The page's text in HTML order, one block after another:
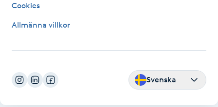
LPG-massage
Luggklippning
Lymfmassage
Läpptatuering
Cookies
Allmänna villkor
Svenska